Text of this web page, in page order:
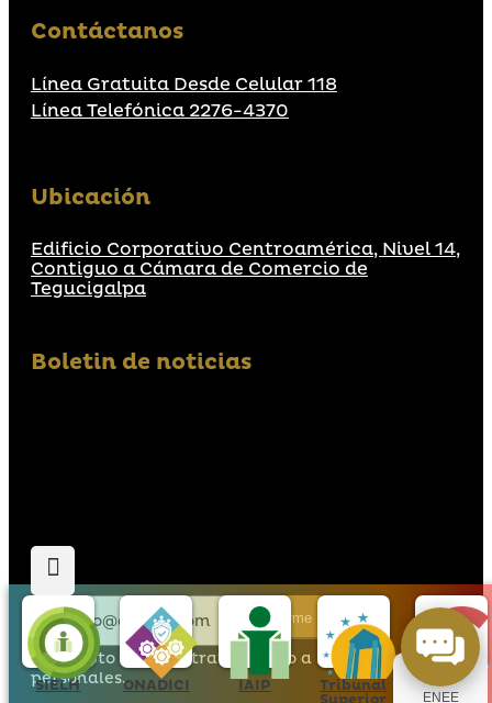
SIELH ONADICI IAIP
Tribunal
Hondu
Contáctanos
Línea Gratuita Desde Celular 118
Línea Telefónica 2276-4370
Ubicación
Edificio Corporativo Centroamérica, Nivel 14,
Contiguo a Cámara de Comercio de
Tegucigalpa
Boletin de noticias
Suscribirme
Acepto que den tratamiento a mis datos
personales.